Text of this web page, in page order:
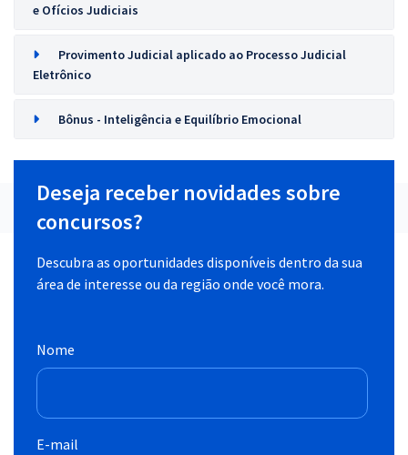
e Ofícios Judiciais
Provimento Judicial aplicado ao Processo Judicial
Eletrônico
Bônus - Inteligência e Equilíbrio Emocional
Deseja receber novidades sobre
concursos?
Descubra as oportunidades disponíveis dentro da sua
área de interesse ou da região onde você mora.
Nome
E-mail